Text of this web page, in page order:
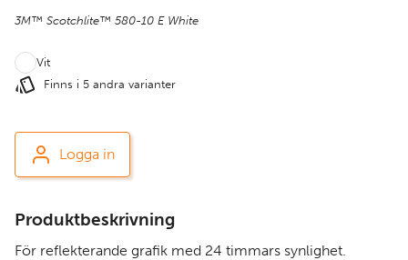
3M™ Scotchlite™ 580-10 E White
Vit
Finns i 5 andra varianter
Logga in
Produktbeskrivning
För reflekterande grafik med 24 timmars synlighet.